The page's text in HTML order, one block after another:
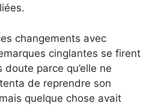
changements avec
cinglantes se firent
parce qu’elle ne
de reprendre son
quelque chose avait